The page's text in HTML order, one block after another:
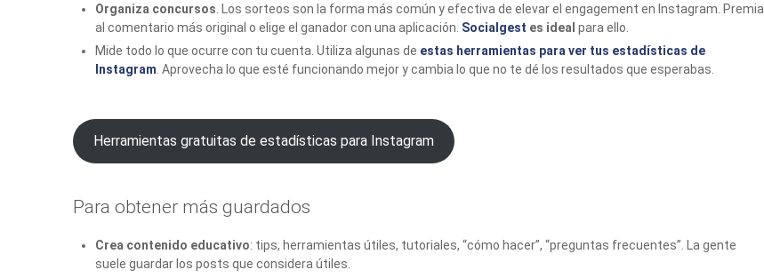
Organiza concursos . Los sorteos son la forma más común y efectiva de elevar el engagement en Instagram. Premia
al comentario más original o elige el ganador con una aplicación. Socialgest es ideal para ello.
Mide todo lo que ocurre con tu cuenta. Utiliza algunas de estas herramientas para ver tus estadísticas de
Instagram . Aprovecha lo que esté funcionando mejor y cambia lo que no te dé los resultados que esperabas.
Herramientas gratuitas de estadísticas para Instagram
Para obtener más guardados
Crea contenido educativo: tips, herramientas útiles, tutoriales, “cómo hacer”, “preguntas frecuentes”. La gente
suele guardar los posts que considera útiles.